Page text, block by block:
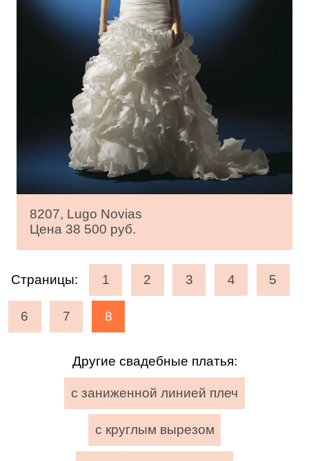
8207, Lugo Novias
Цена 38 500 руб.
Страницы: 1 2 3 4 5
6 7 8
Другие свадебные платья:
с заниженной линией плеч
с круглым вырезом